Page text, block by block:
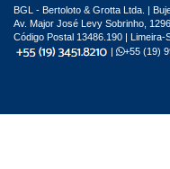
BGL - Bertoloto & Grotta Ltda. |
Av. Major José Levy Sobrinho,
Código Postal 13486.190 | Limeira-
|
+55 (19)